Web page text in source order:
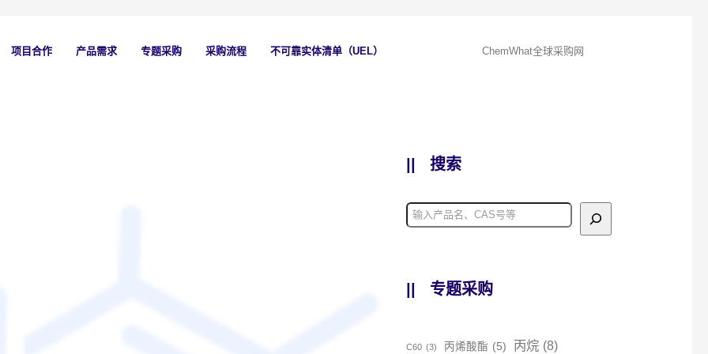
ChemWhat全球采购网
项目合作 产品需求 专题采购 采购流程 不可靠实体清单（UEL）
搜索
专题采购
C60 (3) 丙烯酸酯 (5) 丙烷 (8)